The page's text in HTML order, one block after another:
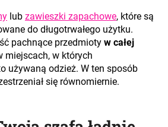
lub zawieszki zapachowe, które są
do długotrwałego użytku.
pachnące przedmioty w całej
miejscach, w których
używaną odzież. W ten sposób
się równomiernie.